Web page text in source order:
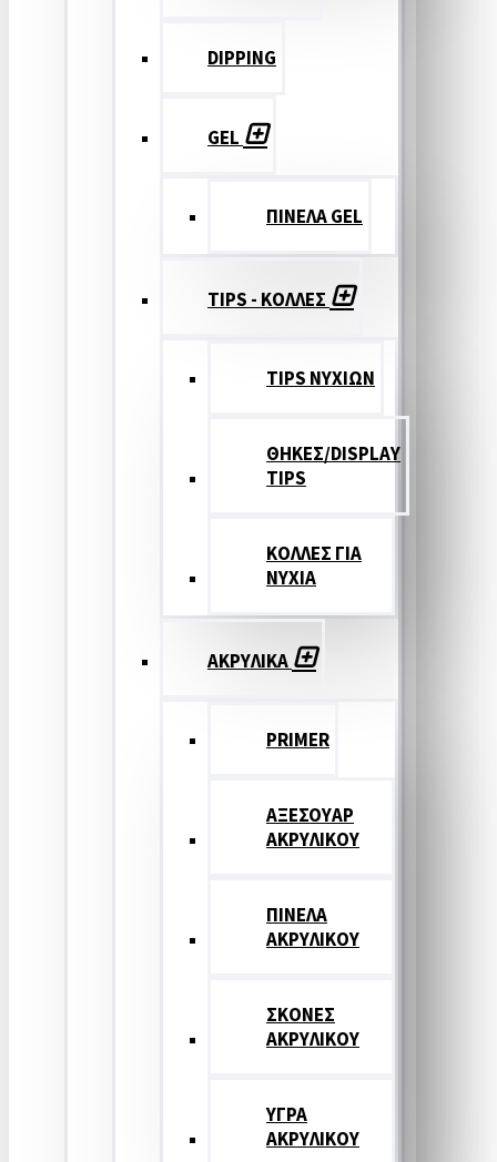
DIPPING
GEL
ΠΙΝΕΛΑ GEL
TIPS - ΚΟΛΛΕΣ
TIPS ΝΥΧΙΩΝ
ΘΗΚΕΣ/DISPLAY
TIPS
ΚΟΛΛΕΣ ΓΙΑ
ΝΥΧΙΑ
ΑΚΡΥΛΙΚΑ
PRIMER
ΑΞΕΣΟΥΑΡ
ΑΚΡΥΛΙΚΟΥ
ΠΙΝΕΛΑ
ΑΚΡΥΛΙΚΟΥ
ΣΚΟΝΕΣ
ΑΚΡΥΛΙΚΟΥ
ΥΓΡΑ
ΑΚΡΥΛΙΚΟΥ